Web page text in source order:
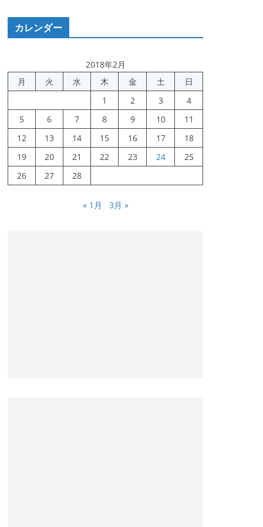
カレンダー
2018年2月
月
火 水 木 金 土
日
1
2 3
4
5
6 7 8 9 10
11
12
13 14 15 16 17
18
19
20 21 22 23 24
25
26
27 28
« 1月 3月 »